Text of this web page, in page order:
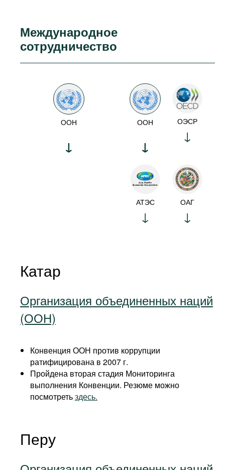
Международное
сотрудничество
ООН ООН ОЭСР
АТЭС ОАГ
Катар
Организация объединенных наций
(ООН)
Конвенция ООН против коррупции
ратифицирована в 2007 г.
Пройдена вторая стадия Мониторинга
выполнения Конвенции. Резюме можно
посмотретьздесь.
Перу